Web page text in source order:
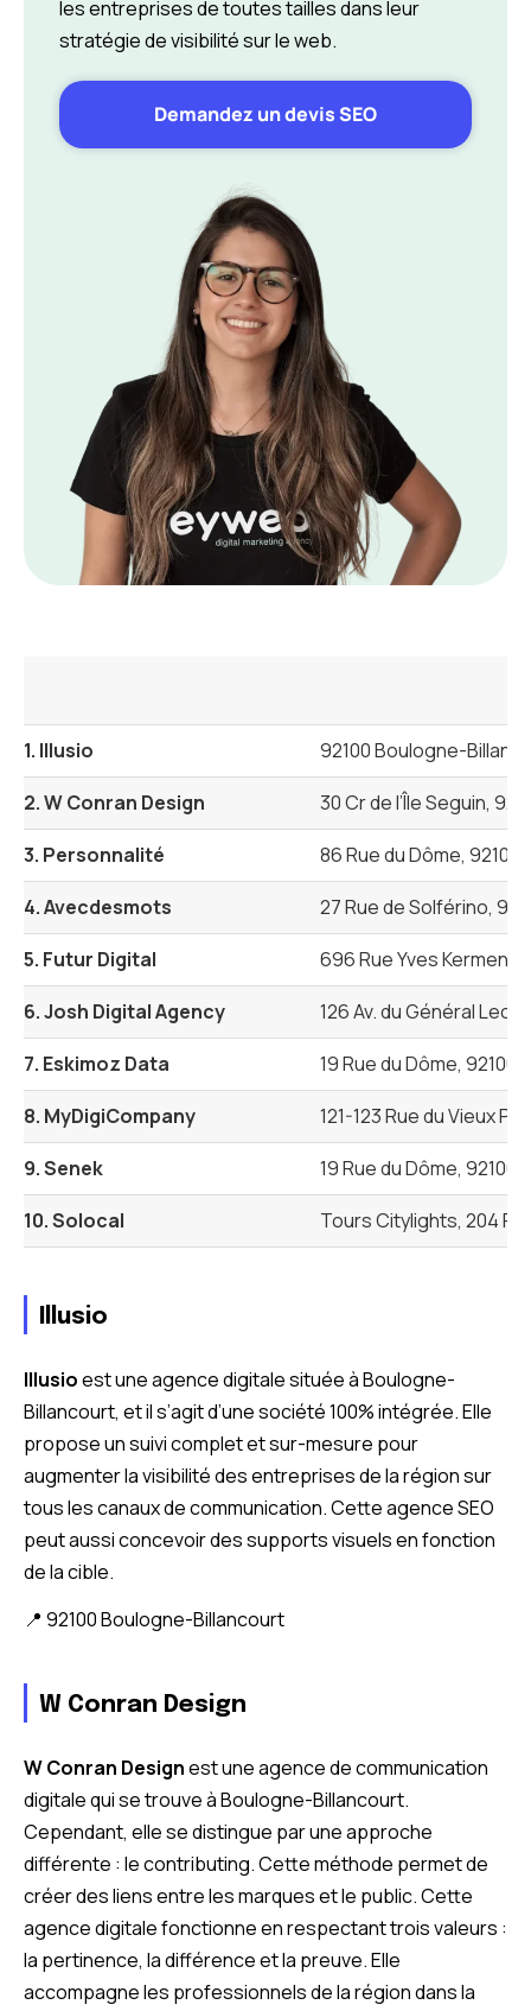
les entreprises de toutes tailles dans leur
stratégie de visibilité sur le web.
Demandez un devis SEO
1. Illusio
92100 Boulogne-
2. W Conran Design
30 Cr de l’Île Seguin,
3. Personnalité
86 Rue du Dôme,
4. Avecdesmots
27 Rue de Solférino,
5. Futur Digital
696 Rue Yves Kermen,
6. Josh Digital Agency
126 Av. du Général
7. Eskimoz Data
19 Rue du Dôme,
8. MyDigiCompany
121-123 Rue du Vieux
9. Senek
19 Rue du Dôme,
10. Solocal
Tours Citylights, 204
Illusio
Illusioest une agence digitale située à Boulogne-
Billancourt, et il s’agit d’une société 100% intégrée. Elle
propose un suivi complet et sur-mesure pour
augmenter la visibilité des entreprises de la région sur
tous les canaux de communication. Cette agence SEO
peut aussi concevoir des supports visuels en fonction
de la cible.
📍 92100 Boulogne-Billancourt
W Conran Design
W Conran Designest une agence de communication
digitale qui se trouve à Boulogne-Billancourt.
Cependant, elle se distingue par une approche
différente : le contributing. Cette méthode permet de
créer des liens entre les marques et le public. Cette
agence digitale fonctionne en respectant trois valeurs :
la pertinence, la différence et la preuve. Elle
accompagne les professionnels de la région dans la